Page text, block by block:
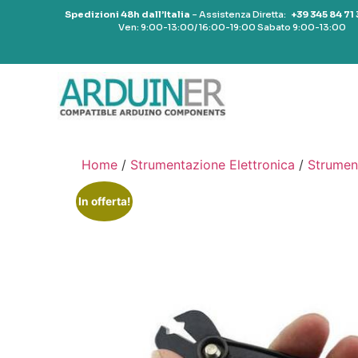
Spedizioni 48h dall’Italia – Assistenza Diretta: +39 345 84 71
Ven: 9:00-13:00/ 16:00-19:00 Sabato 9:00-13:00
Home / Strumentazione Elettronica /
In offerta!